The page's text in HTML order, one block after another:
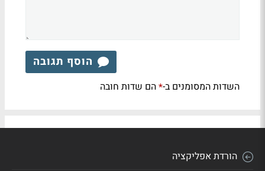
הוסף תגובה
השדות המסומנים ב-*הם שדות חובה
הורדת אפליקציה